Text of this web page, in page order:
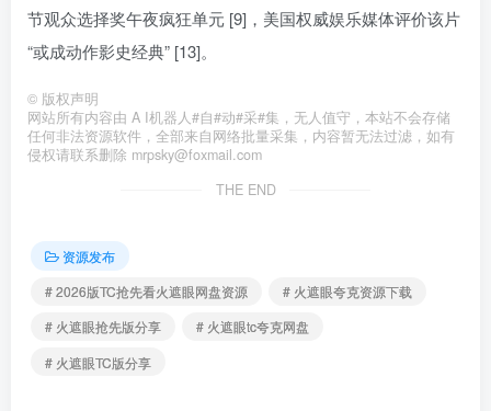
节观众选择奖午夜疯狂单元 [9]，美国权威娱乐媒体评价该片
“或成动作影史经典” [13]。
© 版权声明
网站所有内容由 A I机器人#自#动#采#集，无人值守，本站不会存储
任何非法资源软件，全部来自网络批量采集，内容暂无法过滤，如有
侵权请联系删除 mrpsky@foxmail.com
THE END
资源发布
# 2026版TC抢先看火遮眼网盘资源
# 火遮眼夸克资源下载
# 火遮眼抢先版分享
# 火遮眼tc夸克网盘
# 火遮眼TC版分享